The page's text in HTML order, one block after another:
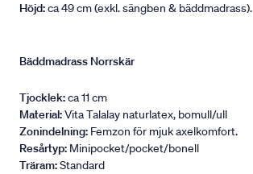
Höjd:ca 49 cm (exkl. sängben & bäddmadrass).
Bäddmadrass Norrskär
Tjocklek:ca 11 cm
Material:Vita Talalay naturlatex, bomull/ull
Zonindelning: Femzon för mjuk axelkomfort.
Resårtyp: Minipocket/pocket/bonell
Träram:Standard